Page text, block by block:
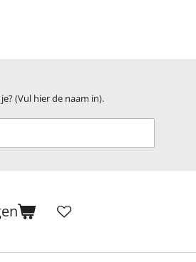
(Vul hier de naam in).